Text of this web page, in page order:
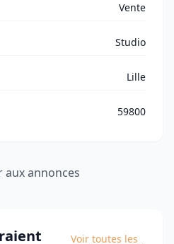
Vente
Studio
Lille
59800
aux annonces
Voir toutes les